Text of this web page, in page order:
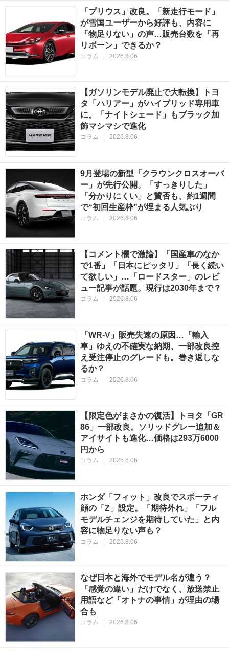
「プリウス」改良。「新走行モード」
が雪国ユーザーから好評も、内容に
「物足りない」の声…販売台数を「再
リボーン」できるか？
コラム 2026.8.06
【ガソリンモデル廃止で大転換】トヨ
タ「ハリアー」がハイブリッド専用車
に。「ナイトシェード」もブラック加
飾マシマシで進化
コラム 2026.8.06
9月登場の新型「クラウンクロスオーバ
ー」が先行公開。「すっきりした」
「分かりにくい」と賛否も、約1週間
で“初回生産枠”が埋まる人気ぶり
コラム 2026.8.06
【コメント欄で激論】「国産車のなか
で1番」「日本にピッタリ」「長く続い
て欲しい」…「ロードスター」のレビ
ュー記事が話題。現行は2030年まで？
コラム | 2026.8.06
「WR-V」販売失速の原因…「輸入
車」ゆえの不確実な納期、一部改良控
え受注停止のグレードも。巻き返しな
るか？
コラム | 2026.8.06
【限定色がまさかの復活】トヨタ「GR
86」一部改良。ソリッドグレー追加＆
アイサイトも進化…価格は293万6000
円から
コラム | 2026.8.06
ホンダ「フィット」改良でスポーティ
顔の「Z」設定。「期待外れ」「フル
モデルチェンジを期待していた」と内
容に物足りない声も？
コラム | 2026.8.06
なぜ日本と海外でモデル名が違う？
「感覚の違い」だけでなく、放送禁止
用語など「オトナの事情」が理由の場
合も
コラム | 2026.8.06